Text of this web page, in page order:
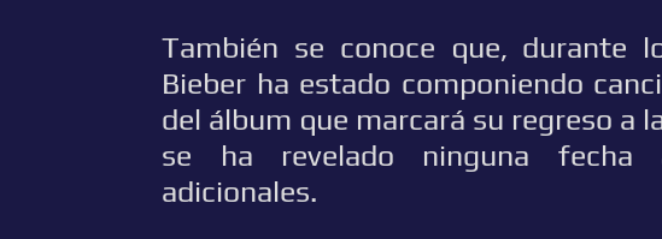
También se conoce que, durante
Bieber ha estado componiendo
del álbum que marcará su regreso a
se ha revelado ninguna fecha
adicionales.